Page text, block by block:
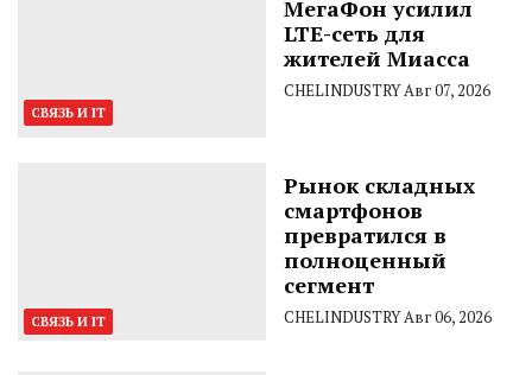
СВЯЗЬ И IT
МегаФон усилил
LTE-сеть для
жителей Миасса
CHELINDUSTRYАвг 07, 2026
СВЯЗЬ И IT
Рынок складных
смартфонов
превратился в
полноценный
сегмент
CHELINDUSTRYАвг 06, 2026